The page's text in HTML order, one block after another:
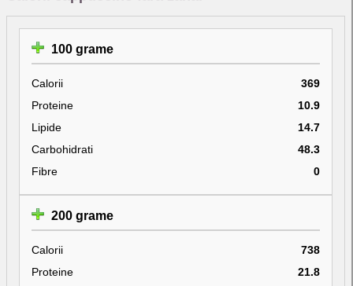
100 grame
Calorii
369
Proteine
10.9
Lipide
14.7
Carbohidrati
48.3
Fibre
0
200 grame
Calorii
738
Proteine
21.8